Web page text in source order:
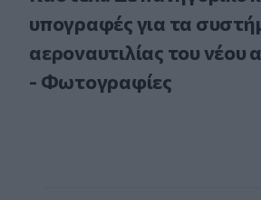
υπογραφές για τα
αεροναυτιλίας του νέου
- Φωτογραφίες